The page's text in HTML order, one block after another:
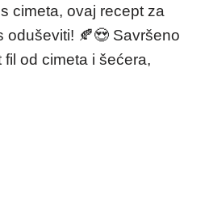
cimeta, ovaj recept za
oduševiti! 🍂😍 Savršeno
od cimeta i šećera,